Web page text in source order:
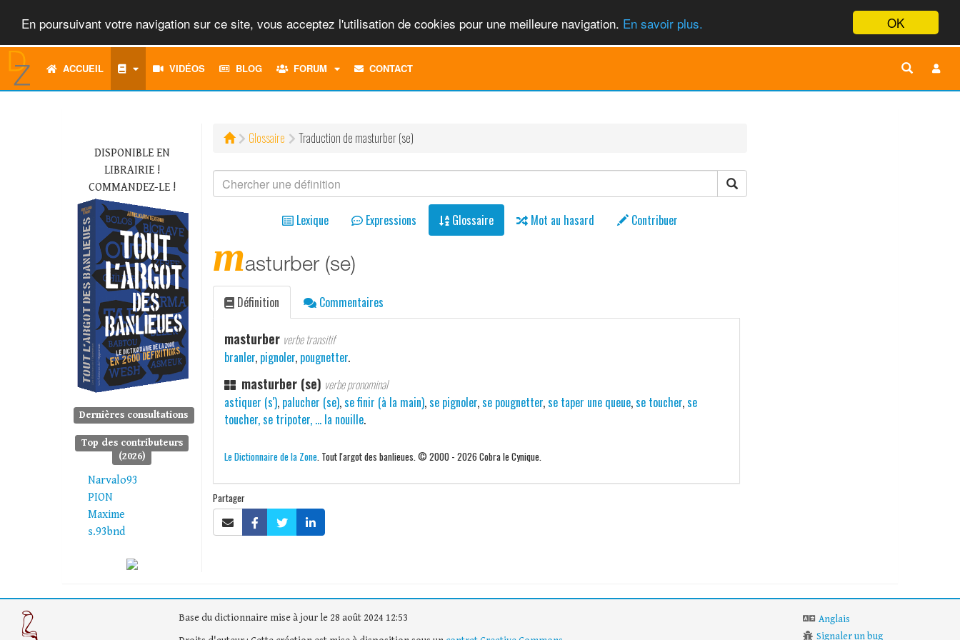
OK
En poursuivant votre navigation sur ce site, vous acceptez l'utilisation de cookies pour une meilleure navigation. En savoir plus.
ACCUEIL VIDÉOS BLOG FORUM
TOGGLECONTACT
DISPONIBLE EN
LIBRAIRIE !
COMMANDEZ-LE !
Dernières consultations
Top des contributeurs
(2026)
Narvalo93
PION
Maxime
s.93bnd
Glossaire Traduction de masturber (se)
Lexique Expressions Glossaire Mot au hasard Contribuer
masturber (se)
Définition Commentaires
masturber verbe transitif
branler, pignoler, pougnetter.
masturber (se) verbe pronominal
astiquer (s'), palucher (se),se finir (à la main),se pignoler,se pougnetter,se taper une queue,se toucher,se
toucher, se tripoter, ... la nouille.
Le Dictionnaire de la Zone. Tout l'argot des banlieues. © 2000 - 2026 Cobra le Cynique.
Partager
Base du dictionnaire mise à jour le 28 août 2024 12:53
Anglais
Signaler un bug